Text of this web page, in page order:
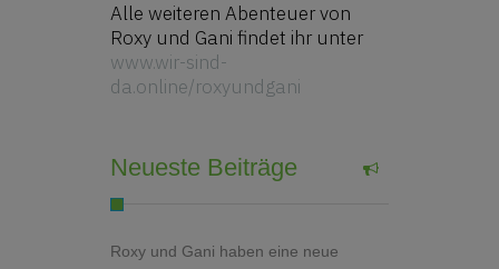
Alle weiteren Abenteuer von
Roxy und Gani findet ihr unter
www.wir-sind-
da.online/roxyundgani
Neueste Beiträge
Roxy und Gani haben eine neue